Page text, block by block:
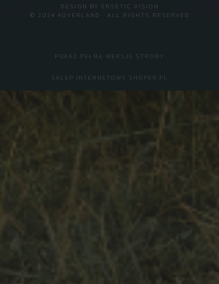
© 2024 4OVERLAND · ALL RIGHTS RESERVED
DESIGN BY ERSETIC VISION
POKAŻ PEŁNĄ WERSJĘ STRONY
SKLEP INTERNETOWY SHOPER.PL